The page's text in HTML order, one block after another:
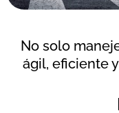
No solo
ágil, eficiente